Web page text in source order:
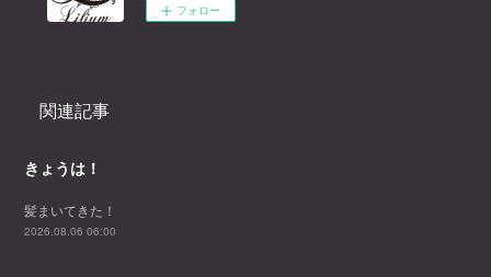
フォロー
関連記事
きょうは！
髪まいてきた！
2026.08.06 06:00